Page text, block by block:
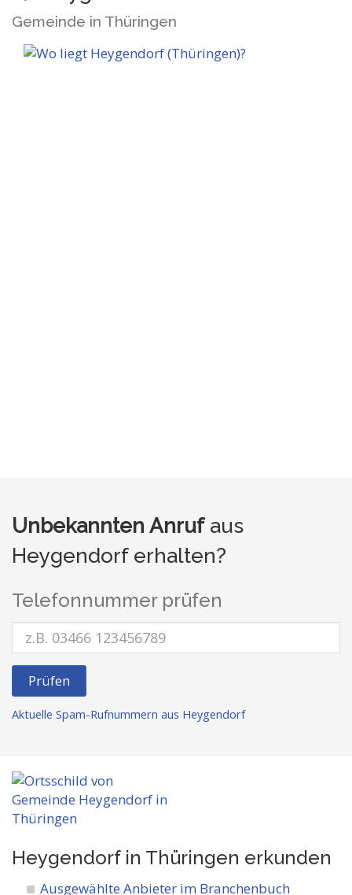
Gemeinde in Thüringen
Unbekannten Anrufaus
Heygendorf erhalten?
Telefonnummer prüfen
Prüfen
Aktuelle Spam-Rufnummern aus Heygendorf
Heygendorf in Thüringen erkunden
Ausgewählte Anbieter im Branchenbuch